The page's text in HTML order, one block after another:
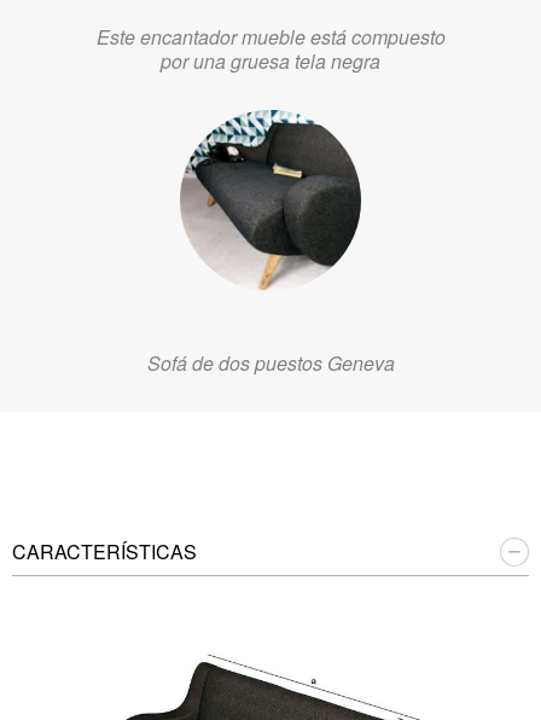
Este encantador mueble está compuesto
por una gruesa tela negra
Sofá de dos puestos Geneva
CARACTERÍSTICAS